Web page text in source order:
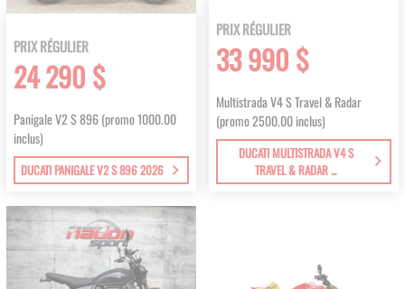
PRIX RÉGULIER
24 290 $
Panigale V2 S 896 (promo 1000.00
inclus)
DUCATI PANIGALE V2 S 896 2026
PRIX RÉGULIER
33 990 $
Multistrada V4 S Travel & Radar
(promo 2500.00 inclus)
DUCATI MULTISTRADA V4 S
TRAVEL & RADAR ...